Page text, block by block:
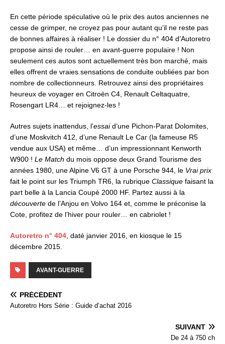
En cette période spéculative où le prix des autos anciennes ne
cesse de grimper, ne croyez pas pour autant qu’il ne reste pas
de bonnes affaires à réaliser ! Le dossier du n° 404 d’Autoretro
propose ainsi de rouler… en avant-guerre populaire ! Non
seulement ces autos sont actuellement très bon marché, mais
elles offrent de vraies sensations de conduite oubliées par bon
nombre de collectionneurs. Retrouvez ainsi des propriétaires
heureux de voyager en Citroën C4, Renault Celtaquatre,
Rosengart LR4… et rejoignez-les !
Autres sujets inattendus, l’essaid’une Pichon-Parat Dolomites,
d’une Moskvitch 412, d’une Renault Le Car (la fameuse R5
vendue aux USA) et même… d’un impressionnant Kenworth
W900 ! Le Match du mois oppose deux Grand Tourisme des
années 1980, une Alpine V6 GT à une Porsche 944, le Vrai prix
fait le point sur les Triumph TR6, la rubrique Classique faisant la
part belle à la Lancia Coupé 2000 HF. Partez aussi à la
découverte de l’Anjou en Volvo 164 et, comme le préconise la
Cote, profitez de l’hiver pour rouler… en cabriolet !
Autoretro n° 404 , daté janvier 2016, en kiosque le 15
décembre 2015.
AVANT-GUERRE
PRÉCÉDENT
Autoretro Hors Série : Guide d’achat 2016
SUIVANT
De 24 à 750 ch